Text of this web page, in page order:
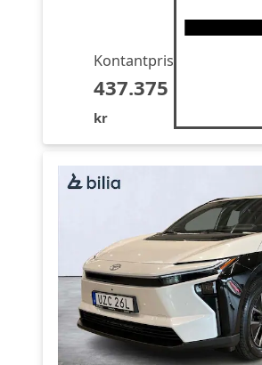
Kontantpris
437.375
kr